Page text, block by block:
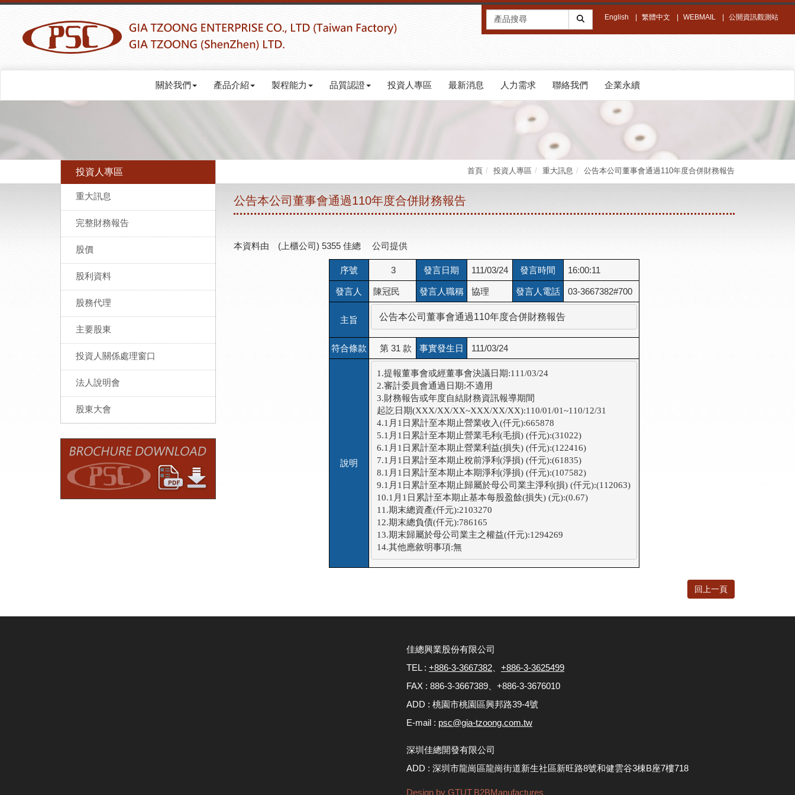
English 繁體中文 WEBMAIL 公開資訊觀測站
關於我們 產品介紹 製程能力 品質認證 投資人專區 最新消息 人力需求 聯絡我們 企業永續
投資人專區
重大訊息
完整財務報告
股價
股利資料
股務代理
主要股東
投資人關係處理窗口
法人說明會
股東大會
首頁 投資人專區 重大訊息 公告本公司董事會通過110年度合併財務報告
公告本公司董事會通過110年度合併財務報告
本資料由 (上櫃公司) 5355 佳總 公司提供
序號 3 發言日期 111/03/24 發言時間 16:00:11
發言人 陳冠民 發言人職稱 協理 發言人電話 03-3667382#700
主旨 公告本公司董事會通過110年度合併財務報告
符合條款 第 31 款 事實發生日 111/03/24
說明
1.提報董事會或經董事會決議日期:111/03/24
2.審計委員會通過日期:不適用
3.財務報告或年度自結財務資訊報導期間
起訖日期(XXX/XX/XX~XXX/XX/XX):110/01/01~110/12/31
4.1月1日累計至本期止營業收入(仟元):665878
5.1月1日累計至本期止營業毛利(毛損) (仟元):(31022)
6.1月1日累計至本期止營業利益(損失) (仟元):(122416)
7.1月1日累計至本期止稅前淨利(淨損) (仟元):(61835)
8.1月1日累計至本期止本期淨利(淨損) (仟元):(107582)
9.1月1日累計至本期止歸屬於母公司業主淨利(損) (仟元):(112063)
10.1月1日累計至本期止基本每股盈餘(損失) (元):(0.67)
11.期末總資產(仟元):2103270
12.期末總負債(仟元):786165
13.期末歸屬於母公司業主之權益(仟元):1294269
14.其他應敘明事項:無
回上一頁
佳總興業股份有限公司
TEL : +886-3-3667382
+886-3-3625499
FAX : 886-3-3667389、+886-3-3676010
ADD : 桃園市桃園區興邦路39-4號
E-mail : psc@gia-tzoong.com.tw
深圳佳總開發有限公司
ADD : 深圳市龍崗區龍崗街道新生社區新旺路8號和健雲谷3棟B座7樓718
Design by GTUT B2BManufactures